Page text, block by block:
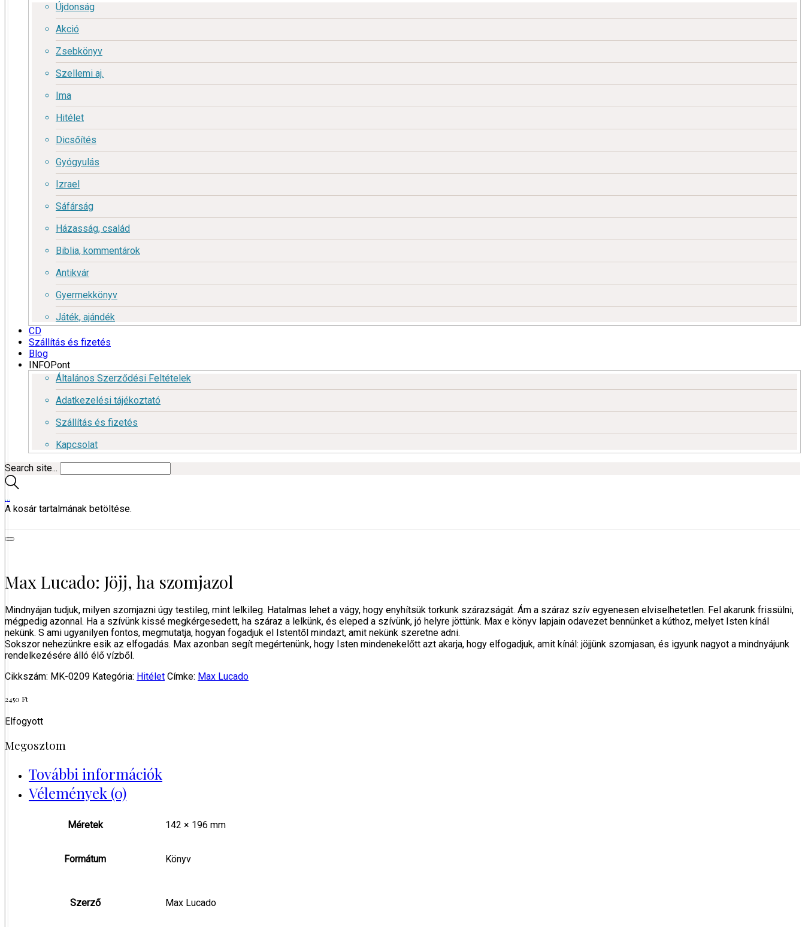
Újdonság
Akció
Zsebkönyv
Szellemi aj.
Ima
Hitélet
Dicsőítés
Gyógyulás
Izrael
Sáfárság
Házasság, család
Biblia, kommentárok
Antikvár
Gyermekkönyv
Játék, ajándék
CD
Szállítás és fizetés
Blog
INFOPont
Általános Szerződési Feltételek
Adatkezelési tájékoztató
Szállítás és fizetés
Kapcsolat
Search site...
…
A kosár tartalmának betöltése.
Max Lucado: Jöjj, ha szomjazol
Mindnyájan tudjuk, milyen szomjazni úgy testileg, mint lelkileg. Hatalmas lehet a vágy, hogy enyhítsük torkunk szárazságát. Ám a száraz szív egyenesen elviselhetetlen. Fel akarunk frissülni,
mégpedig azonnal. Ha a szívünk kissé megkérgesedett, ha száraz a lelkünk, és eleped a szívünk, jó helyre jöttünk. Max e könyv lapjain odavezet bennünket a kúthoz, melyet Isten kínál
nekünk. S ami ugyanilyen fontos, megmutatja, hogyan fogadjuk el Istentől mindazt, amit nekünk szeretne adni.
Sokszor nehezünkre esik az elfogadás. Max azonban segít megértenünk, hogy Isten mindenekelőtt azt akarja, hogy elfogadjuk, amit kínál: jöjjünk szomjasan, és igyunk nagyot a mindnyájunk
rendelkezésére álló élő vízből.
Cikkszám: MK-0209 Kategória: Hitélet Címke: Max Lucado
2450 Ft
Elfogyott
Megosztom
További információk
Vélemények (0)
Méretek 142 × 196 mm
Formátum Könyv
Szerző Max Lucado